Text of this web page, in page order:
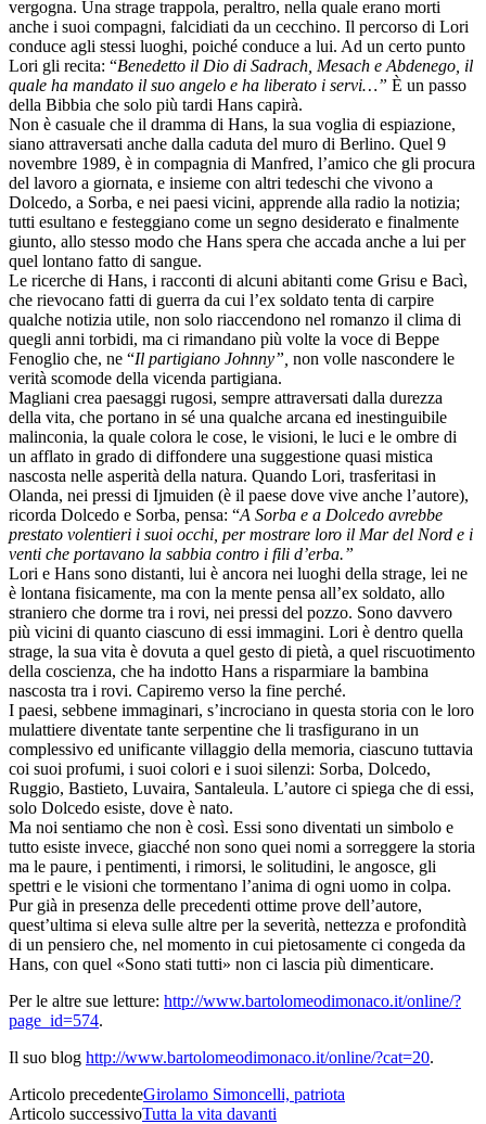
vergogna. Una strage trappola, peraltro, nella quale erano morti
anche i suoi compagni, falcidiati da un cecchino. Il percorso di Lori
conduce agli stessi luoghi, poiché conduce a lui. Ad un certo punto
Lori gli recita: “Benedetto il Dio di Sadrach, Mesach e Abdenego, il
quale ha mandato il suo angelo e ha liberato i servi…” È un passo
della Bibbia che solo più tardi Hans capirà.
Non è casuale che il dramma di Hans, la sua voglia di espiazione,
siano attraversati anche dalla caduta del muro di Berlino. Quel 9
novembre 1989, è in compagnia di Manfred, l’amico che gli procura
del lavoro a giornata, e insieme con altri tedeschi che vivono a
Dolcedo, a Sorba, e nei paesi vicini, apprende alla radio la notizia;
tutti esultano e festeggiano come un segno desiderato e finalmente
giunto, allo stesso modo che Hans spera che accada anche a lui per
quel lontano fatto di sangue.
Le ricerche di Hans, i racconti di alcuni abitanti come Grisu e Bacì,
che rievocano fatti di guerra da cui l’ex soldato tenta di carpire
qualche notizia utile, non solo riaccendono nel romanzo il clima di
quegli anni torbidi, ma ci rimandano più volte la voce di Beppe
Fenoglio che, ne “Il partigiano Johnny”, non volle nascondere le
verità scomode della vicenda partigiana.
Magliani crea paesaggi rugosi, sempre attraversati dalla durezza
della vita, che portano in sé una qualche arcana ed inestinguibile
malinconia, la quale colora le cose, le visioni, le luci e le ombre di
un afflato in grado di diffondere una suggestione quasi mistica
nascosta nelle asperità della natura. Quando Lori, trasferitasi in
Olanda, nei pressi di Ijmuiden (è il paese dove vive anche l’autore),
ricorda Dolcedo e Sorba, pensa: “A Sorba e a Dolcedo avrebbe
prestato volentieri i suoi occhi, per mostrare loro il Mar del Nord e i
venti che portavano la sabbia contro i fili d’erba.”
Lori e Hans sono distanti, lui è ancora nei luoghi della strage, lei ne
è lontana fisicamente, ma con la mente pensa all’ex soldato, allo
straniero che dorme tra i rovi, nei pressi del pozzo. Sono davvero
più vicini di quanto ciascuno di essi immagini. Lori è dentro quella
strage, la sua vita è dovuta a quel gesto di pietà, a quel riscuotimento
della coscienza, che ha indotto Hans a risparmiare la bambina
nascosta tra i rovi. Capiremo verso la fine perché.
I paesi, sebbene immaginari, s’incrociano in questa storia con le loro
mulattiere diventate tante serpentine che li trasfigurano in un
complessivo ed unificante villaggio della memoria, ciascuno tuttavia
coi suoi profumi, i suoi colori e i suoi silenzi: Sorba, Dolcedo,
Ruggio, Bastieto, Luvaira, Santaleula. L’autore ci spiega che di essi,
solo Dolcedo esiste, dove è nato.
Ma noi sentiamo che non è così. Essi sono diventati un simbolo e
tutto esiste invece, giacché non sono quei nomi a sorreggere la storia
ma le paure, i pentimenti, i rimorsi, le solitudini, le angosce, gli
spettri e le visioni che tormentano l’anima di ogni uomo in colpa.
Pur già in presenza delle precedenti ottime prove dell’autore,
quest’ultima si eleva sulle altre per la severità, nettezza e profondità
di un pensiero che, nel momento in cui pietosamente ci congeda da
Hans, con quel «Sono stati tutti» non ci lascia più dimenticare.
Per le altre sue letture: http://www.bartolomeodimonaco.it/online/?
page_id=574.
Il suo blog http://www.bartolomeodimonaco.it/online/?cat=20.
Articolo precedenteGirolamo Simoncelli, patriota
Articolo successivoTutta la vita davanti